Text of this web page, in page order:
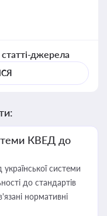
джерела
КВЕД до
системи
до стандартів
нормативні